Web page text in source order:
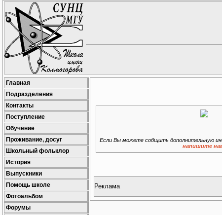
Главная
Подразделения
Контакты
Поступление
Обучение
Проживание, досуг
Школьный фольклор
История
Выпускники
Помощь школе
Фотоальбом
Форумы
Если Вы можете собщить дополнительную
напишите
Реклама